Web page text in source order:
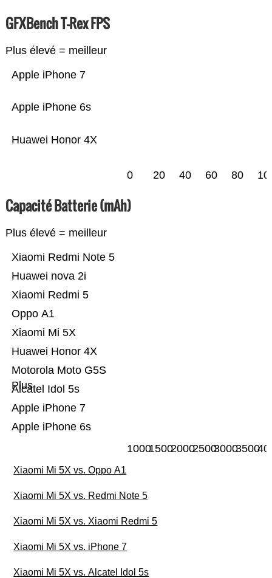
GFXBench T-Rex FPS
Plus élevé = meilleur
Huawei Honor 4X
Apple iPhone 6s
Apple iPhone 7
0 20 40 60 80
Capacité Batterie (mAh)
Plus élevé = meilleur
Apple iPhone 6s
Apple iPhone 7
Alcatel Idol 5s
Motorola Moto G5S
Plus
Huawei Honor 4X
Xiaomi Mi 5X
Oppo A1
Xiaomi Redmi 5
Huawei nova 2i
Xiaomi Redmi Note 5
100015002000250030003500
Xiaomi Mi 5X vs. Oppo A1
Xiaomi Mi 5X vs. Redmi Note 5
Xiaomi Mi 5X vs. Xiaomi Redmi 5
Xiaomi Mi 5X vs. iPhone 7
Xiaomi Mi 5X vs. Alcatel Idol 5s